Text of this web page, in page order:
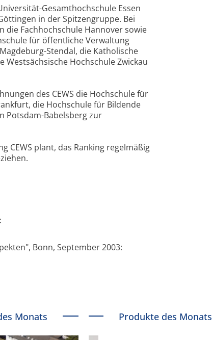
Gesamthochschule Essen
in der Spitzengruppe. Bei
die Fachhochschule Hannover sowie
für öffentliche Verwaltung
Stendal, die Katholische
Westsächsische Hochschule Zwickau
des CEWS die Hochschule für
die Hochschule für Bildende
Potsdam-Babelsberg zur
CEWS plant, das Ranking regelmäßig
Bonn, September 2003:
Monats Produkte des Monats